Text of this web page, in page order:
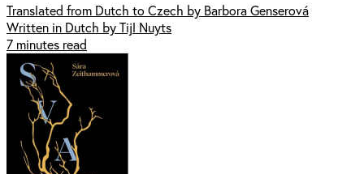
Translated from Dutch to Czech by Barbora Genserová
Written in Dutch by Tijl Nuyts
7 minutes read